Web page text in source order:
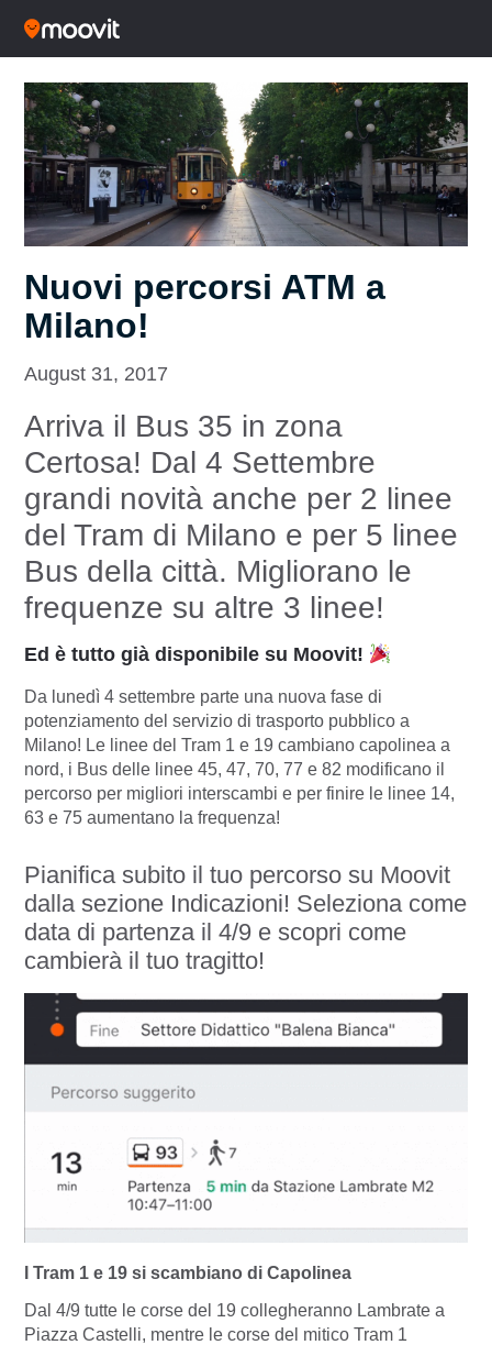
Nuovi percorsi ATM a
Milano!
August 31, 2017
Arriva il Bus 35 in zona
Certosa! Dal 4 Settembre
grandi novità anche per 2 linee
del Tram di Milano e per 5 linee
Bus della città. Migliorano le
frequenze su altre 3 linee!
Ed è tutto già disponibile su Moovit!
Da lunedì 4 settembre parte una nuova fase di
potenziamento del servizio di trasporto pubblico a
Milano! Le linee del Tram 1 e 19 cambiano capolinea a
nord, i Bus delle linee 45, 47, 70, 77 e 82 modificano il
percorso per migliori interscambi e per finire le linee 14,
63 e 75 aumentano la frequenza!
Pianifica subito il tuo percorso su Moovit
dalla sezione Indicazioni! Seleziona come
data di partenza il 4/9 e scopri come
cambierà il tuo tragitto!
I Tram 1 e 19 si scambiano di Capolinea
Dal 4/9 tutte le corse del 19 collegheranno Lambrate a
Piazza Castelli, mentre le corse del mitico Tram 1